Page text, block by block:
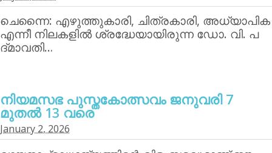
ചെന്നൈ: എഴുത്തുകാരി, ചിത്രകാരി, അധ്യാപിക
എന്നീ നിലകളില്‍ ശ്രദ്ധേയായിരുന്ന ഡോ. വി. പ
ദ്മാവതി…
നിയമസഭ പുസ്തകോത്സവം ജനുവരി 7
മുതല്‍ 13 വരെ
January 2, 2026